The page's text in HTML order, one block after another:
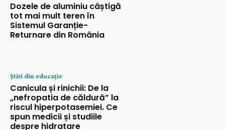
Dozele de aluminiu câștigă
tot mai mult teren în
Sistemul Garanție-
Returnare din România
Știri din educație
Canicula și rinichii: De la
„nefropatia de căldură” la
riscul hiperpotasemiei. Ce
spun medicii și studiile
despre hidratare